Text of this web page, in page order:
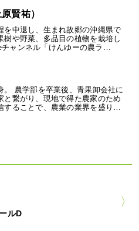
賢祐）
を中退し、生まれ故郷の沖縄県で
樹や野菜、多品目の植物を栽培し
チャンネル「けんゆーの農ラ…
。 農学部を卒業後、青果卸会社に
と繋がり、現地で得た農家のため
することで、農業の業界を盛り…
ルD